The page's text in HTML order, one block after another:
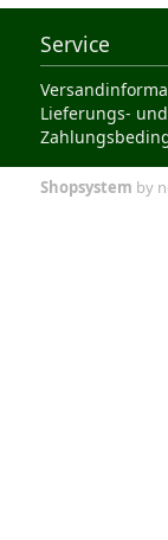
Service
Lieferungs- und
Shopsystem by